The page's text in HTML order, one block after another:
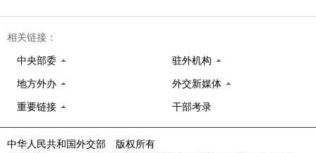
相关链接：
中央部委 驻外机构
地方外办 外交新媒体
重要链接 干部考录
中华人民共和国外交部 版权所有